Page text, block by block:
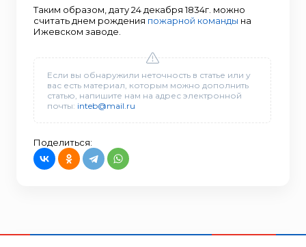
Таким образом, дату 24 декабря 1834г. можно
считать днем рождения пожарной команды на
Ижевском заводе.
Если вы обнаружили неточность в статье или у
вас есть материал, которым можно дополнить
статью, напишите нам на адрес электронной
почты: inteb@mail.ru
Поделиться: